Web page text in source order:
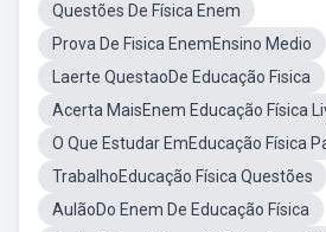
Questões De Física Enem
Prova De Fisica EnemEnsino Medio
Laerte QuestaoDe Educação Fisica
Acerta MaisEnem Educação Física
O Que Estudar EmEducação Física
TrabalhoEducação Física Questões
AulãoDo Enem De Educação Física